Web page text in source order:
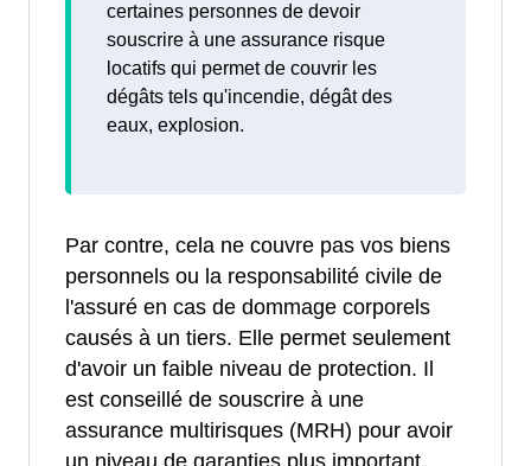
certaines personnes de devoir
souscrire à une assurance risque
locatifs qui permet de couvrir les
dégâts tels qu'incendie, dégât des
eaux, explosion.
Par contre, cela ne couvre pas vos biens
personnels ou la responsabilité civile de
l'assuré en cas de dommage corporels
causés à un tiers. Elle permet seulement
d'avoir un faible niveau de protection. Il
est conseillé de souscrire à une
assurance multirisques (MRH) pour avoir
un niveau de garanties plus important